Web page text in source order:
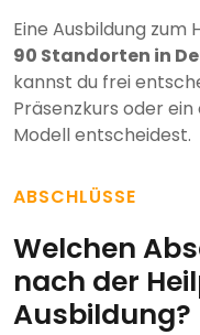
Eine Ausbildung
90 Standorten in
kannst du frei
Präsenzkurs oder
Modell entscheidest.
ABSCHLÜSSE
Welchen
nach der
Ausbildung?